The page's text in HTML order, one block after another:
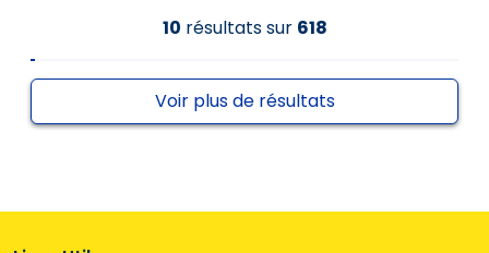
10 résultatssur 618
Voir plus de résultats